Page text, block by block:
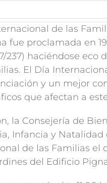
de las
fue proclamada en
237) haciéndose
El Día
y un mejor
que afectan a
la Consejería de
Infancia y
de las Familias el
del Edificio